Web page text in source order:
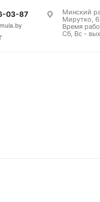
03-87
Минский
Мирутко,
Время
Сб, Вс -